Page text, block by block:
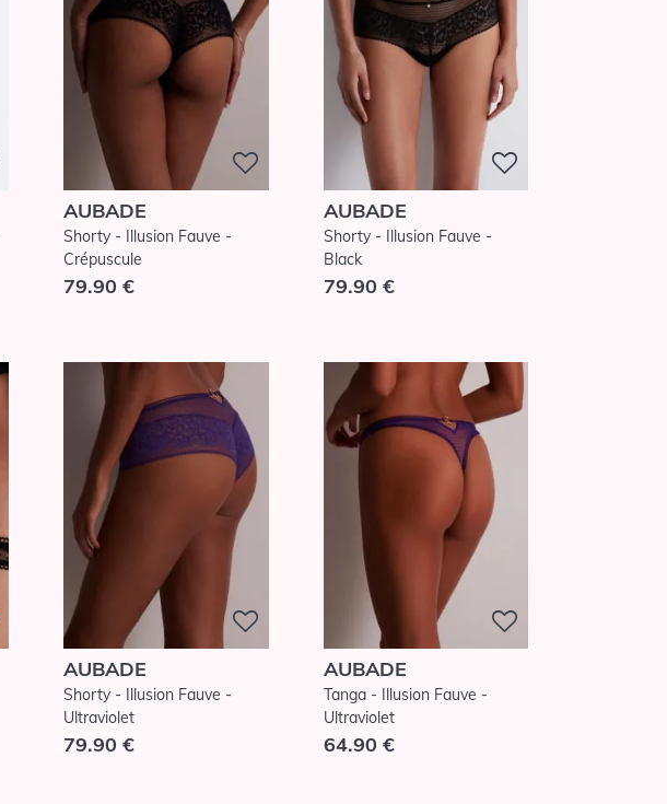
AUBADE
Shorty - Illusion Fauve -
Crépuscule
79.90 €
AUBADE
Shorty - Illusion Fauve -
Black
79.90 €
AUBADE
Shorty - Illusion Fauve -
Ultraviolet
79.90 €
AUBADE
Tanga - Illusion Fauve -
Ultraviolet
64.90 €